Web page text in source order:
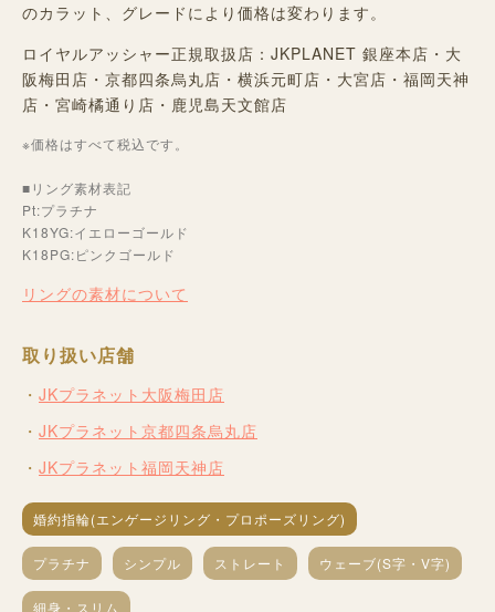
のカラット、グレードにより価格は変わります。
ロイヤルアッシャー正規取扱店：JKPLANET 銀座本店・大
阪梅田店・京都四条烏丸店・横浜元町店・大宮店・福岡天神
店・宮崎橘通り店・鹿児島天文館店
※価格はすべて税込です。
■リング素材表記
Pt:プラチナ
K18YG:イエローゴールド
K18PG:ピンクゴールド
リングの素材について
取り扱い店舗
JKプラネット大阪梅田店
JKプラネット京都四条烏丸店
JKプラネット福岡天神店
婚約指輪(エンゲージリング・プロポーズリング)
プラチナ シンプル ストレート ウェーブ(S字・V字)
細身・スリム